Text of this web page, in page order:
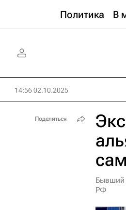
Политика В
14:56 02.10.2025
Бывший
РФ
Поделиться